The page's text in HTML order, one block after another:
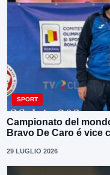
SPORT
Campionato del
Bravo De Caro é vice
29 LUGLIO 2026